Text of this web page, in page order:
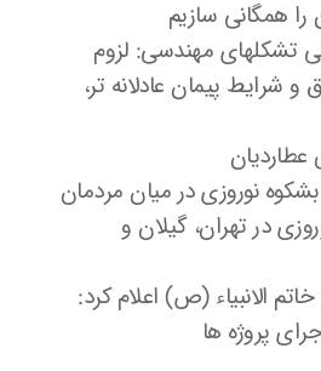
را همگانی سازیم
تشکلهای مهندسی: لزوم
شرایط پیمان عادلانه تر،
نوروزی در میان مردمان
در تهران، گیلان و
خاتم الانبیاء (ص) اعلام کرد:
پروژه ها